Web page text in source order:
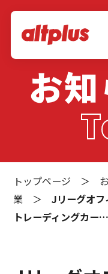
お
トップページ ＞
業 ＞Jリーグオ
トレーディングカー…